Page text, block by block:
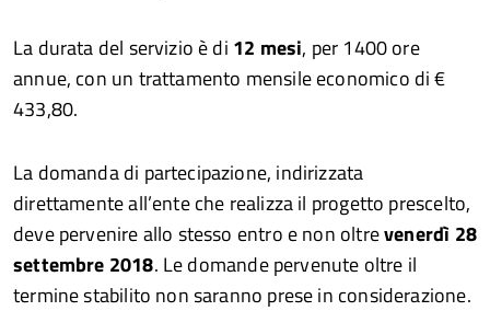
La durata del servizio è di 12 mesi, per 1400 ore
annue, con un trattamento mensile economico di €
433,80.
La domanda di partecipazione, indirizzata
direttamente all’ente che realizza il progetto prescelto,
deve pervenire allo stesso entro e non oltrevenerdì 28
settembre 2018. Le domande pervenute oltre il
termine stabilito non saranno prese in considerazione.